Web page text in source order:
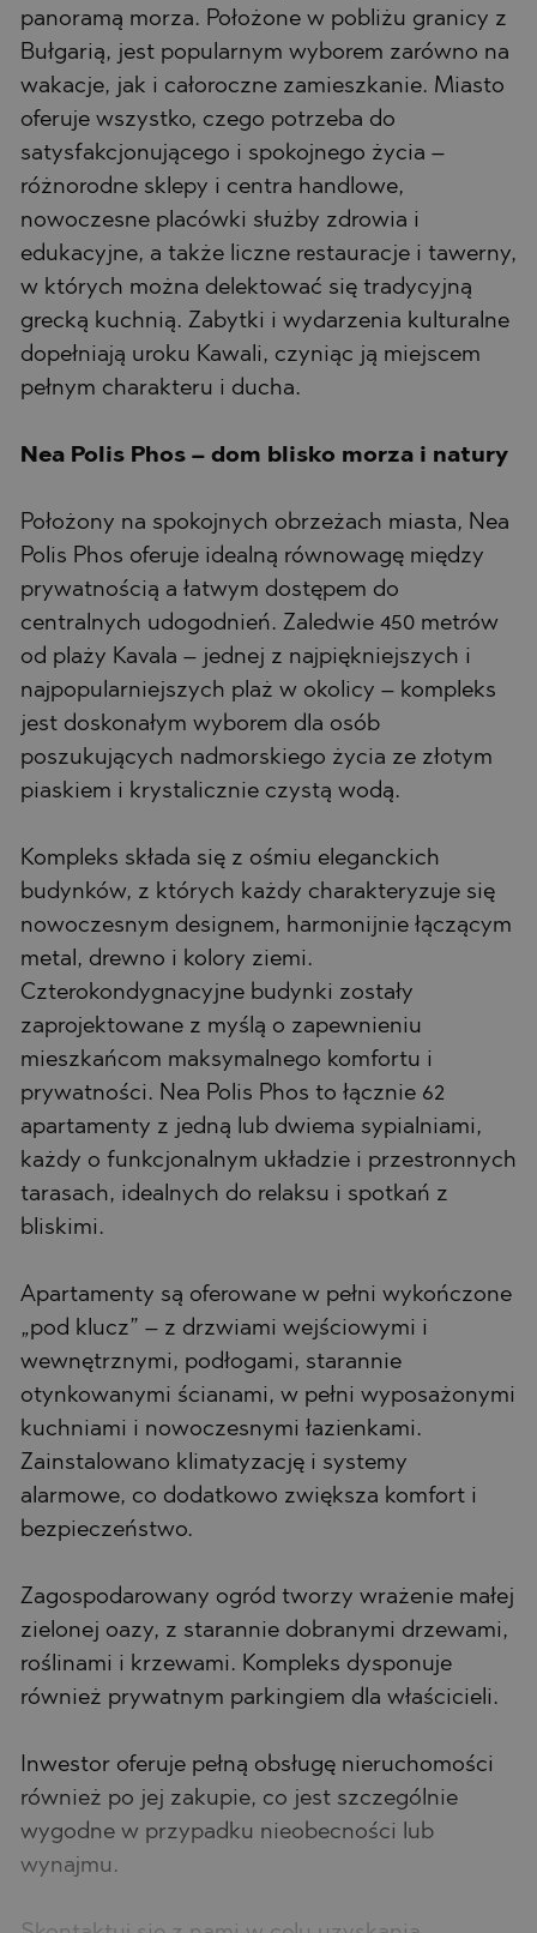
panoramą morza. Położone w pobliżu granicy z
Bułgarią, jest popularnym wyborem zarówno na
wakacje, jak i całoroczne zamieszkanie. Miasto
oferuje wszystko, czego potrzeba do
satysfakcjonującego i spokojnego życia –
różnorodne sklepy i centra handlowe,
nowoczesne placówki służby zdrowia i
edukacyjne, a także liczne restauracje i tawerny,
w których można delektować się tradycyjną
grecką kuchnią. Zabytki i wydarzenia kulturalne
dopełniają uroku Kawali, czyniąc ją miejscem
pełnym charakteru i ducha.
Nea Polis Phos – dom blisko morza i natury
Położony na spokojnych obrzeżach miasta, Nea
Polis Phos oferuje idealną równowagę między
prywatnością a łatwym dostępem do
centralnych udogodnień. Zaledwie 450 metrów
od plaży Kavala – jednej z najpiękniejszych i
najpopularniejszych plaż w okolicy – kompleks
jest doskonałym wyborem dla osób
poszukujących nadmorskiego życia ze złotym
piaskiem i krystalicznie czystą wodą.
Kompleks składa się z ośmiu eleganckich
budynków, z których każdy charakteryzuje się
nowoczesnym designem, harmonijnie łączącym
metal, drewno i kolory ziemi.
Czterokondygnacyjne budynki zostały
zaprojektowane z myślą o zapewnieniu
mieszkańcom maksymalnego komfortu i
prywatności. Nea Polis Phos to łącznie 62
apartamenty z jedną lub dwiema sypialniami,
każdy o funkcjonalnym układzie i przestronnych
tarasach, idealnych do relaksu i spotkań z
bliskimi.
Apartamenty są oferowane w pełni wykończone
„pod klucz” – z drzwiami wejściowymi i
wewnętrznymi, podłogami, starannie
otynkowanymi ścianami, w pełni wyposażonymi
kuchniami i nowoczesnymi łazienkami.
Zainstalowano klimatyzację i systemy
alarmowe, co dodatkowo zwiększa komfort i
bezpieczeństwo.
Zagospodarowany ogród tworzy wrażenie małej
zielonej oazy, z starannie dobranymi drzewami,
roślinami i krzewami. Kompleks dysponuje
również prywatnym parkingiem dla właścicieli.
Inwestor oferuje pełną obsługę nieruchomości
również po jej zakupie, co jest szczególnie
wygodne w przypadku nieobecności lub
wynajmu.